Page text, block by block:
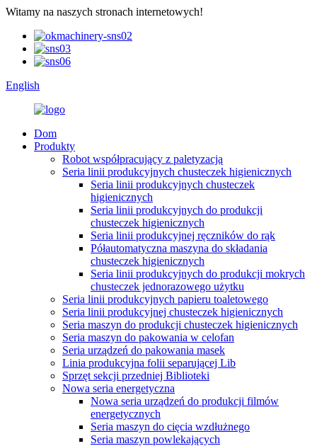
Witamy na naszych stronach internetowych!
English
Dom
Produkty
Robot współpracujący z paletyzacją
Seria linii produkcyjnych chusteczek higienicznych
Seria linii produkcyjnych chusteczek
higienicznych
Seria linii produkcyjnych do produkcji
chusteczek higienicznych
Seria linii produkcyjnej ręczników do rąk
Półautomatyczna maszyna do składania
chusteczek higienicznych
Seria linii produkcyjnych do produkcji mokrych
chusteczek jednorazowego użytku
Seria linii produkcyjnych papieru toaletowego
Seria linii produkcyjnej chusteczek higienicznych
Seria maszyn do produkcji chusteczek higienicznych
Seria maszyn do pakowania w celofan
Seria urządzeń do pakowania masek
Linia produkcyjna folii separującej Lib
Sprzęt sekcji przedniej Biblioteki
Nowa seria energetyczna
Nowa seria urządzeń do produkcji filmów
energetycznych
Seria maszyn do cięcia wzdłużnego
Seria maszyn powlekających